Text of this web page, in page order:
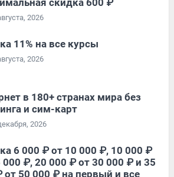
2026
11% на все курсы
2026
в 180+ странах мира без
и сим-карт
2026
6 000 ₽ от 10 000 ₽, 10 000 ₽
000 ₽, 20 000 ₽ от 30 000 ₽ и 35
от 50 000 ₽ на первый и все